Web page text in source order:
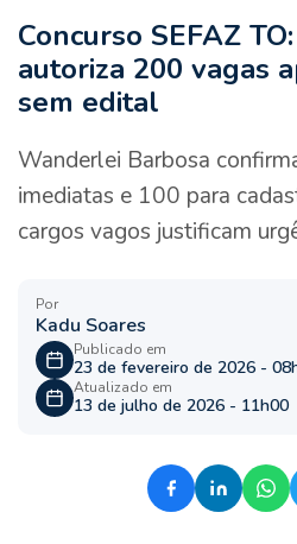
Concurso SEFAZ
autoriza 200 vagas
sem edital
Wanderlei Barbosa
imediatas e 100 para
cargos vagos justificam
Por
Kadu Soares
Publicado em
23 de fevereiro de 2026 -
Atualizado em
13 de julho de 2026 - 11h00